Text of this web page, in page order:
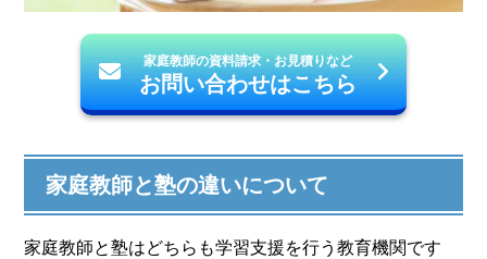
家庭教師の資料請求・お見積りなど
お問い合わせはこちら
家庭教師と塾の違いについて
家庭教師と塾はどちらも学習支援を行う教育機関です